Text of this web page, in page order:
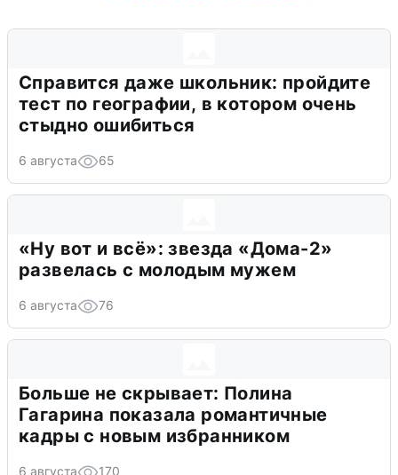
Справится даже школьник: пройдите
тест по географии, в котором очень
стыдно ошибиться
6 августа 65
«Ну вот и всё»: звезда «Дома-2»
развелась с молодым мужем
6 августа 76
Больше не скрывает: Полина
Гагарина показала романтичные
кадры с новым избранником
6 августа 170